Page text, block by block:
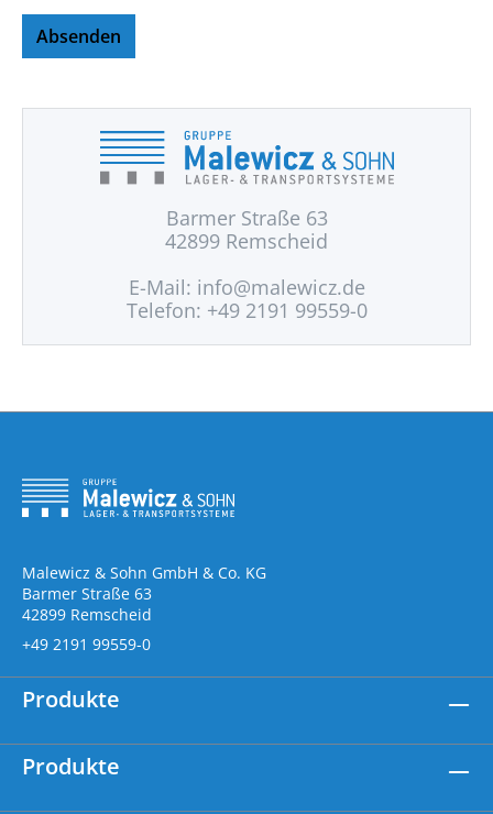
Absenden
Barmer Straße 63
42899 Remscheid
E-Mail: info@malewicz.de
Telefon: +49 2191 99559-0
Malewicz & Sohn GmbH & Co. KG
Barmer Straße 63
42899 Remscheid
+49 2191 99559-0
Produkte
Produkte